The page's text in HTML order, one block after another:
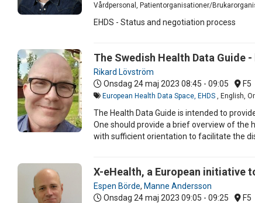
Vårdpersonal, Patientorganisationer/
EHDS - Status and negotiation process
The Swedish Health Data
Rikard Lövström
Onsdag 24 maj 2023 08:45 - 09:05 F5
European Health Data Space, EHDS , English,
The Health Data Guide is intended to
One should provide a brief overview of the
with sufficient orientation to facilitate the
X-eHealth, a European initiative
Espen Börde, Manne Andersson
Onsdag 24 maj 2023 09:05 - 09:25 F5